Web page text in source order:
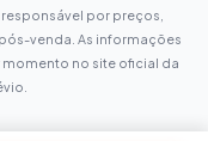
por preços,
venda. As informações
no site oficial da